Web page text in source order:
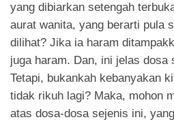
yang dibiarkan setengah
aurat wanita, yang berarti pula
dilihat? Jika ia haram
juga haram. Dan, ini jelas dosa
Tetapi, bukankah kebanyakan
tidak rikuh lagi? Maka, mohon
atas dosa-dosa sejenis ini,